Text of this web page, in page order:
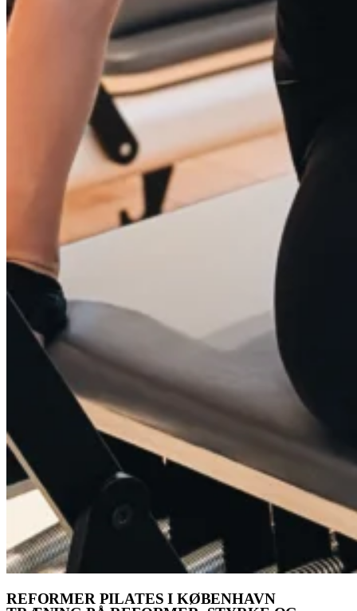
REFORMER PILATES I KØBENHAVN